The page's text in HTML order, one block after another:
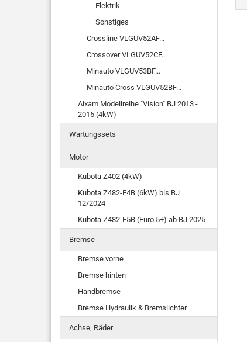
Elektrik
Sonstiges
Crossline VLGUV52AF...
Crossover VLGUV52CF...
Minauto VLGUV53BF...
Minauto Cross VLGUV52BF...
Aixam Modellreihe "Vision" BJ 2013 -
2016 (4kW)
Wartungssets
Motor
Kubota Z402 (4kW)
Kubota Z482-E4B (6kW) bis BJ
12/2024
Kubota Z482-E5B (Euro 5+) ab BJ 2025
Bremse
Bremse vorne
Bremse hinten
Handbremse
Bremse Hydraulik & Bremslichter
Achse, Räder